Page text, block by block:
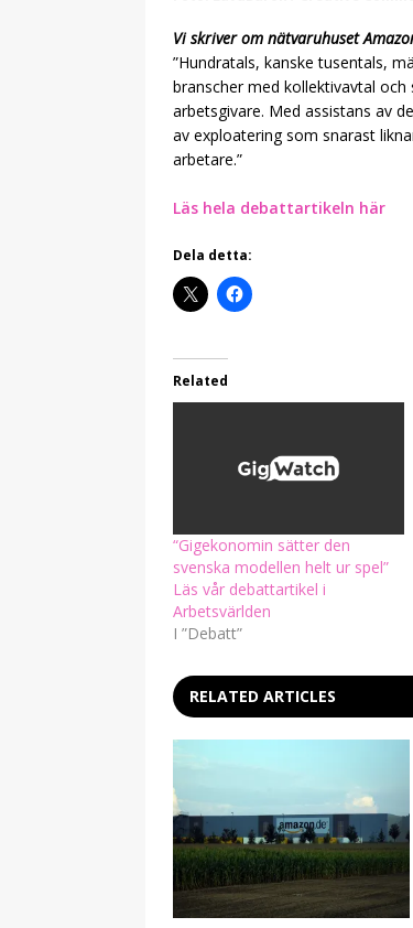
Vi skriver om nätvaruhuset
”Hundratals, kanske tusentals,
branscher med kollektivavtal
arbetsgivare. Med assistans av
av exploatering som snarast
arbetare.”
Läs hela debattartikeln här
Dela detta:
Related
“Gigekonomin sätter den
svenska modellen helt ur spel”
Läs vår debattartikel i
Arbetsvärlden
I ”Debatt”
RELATED ARTICLES